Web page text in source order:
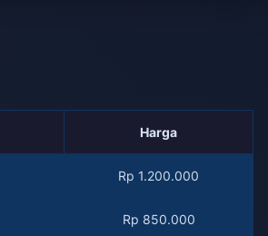
Harga
Rp 1.200.000
Rp 850.000